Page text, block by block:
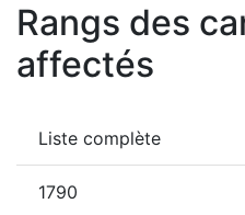
Rangs des
affectés
Liste complète
1790